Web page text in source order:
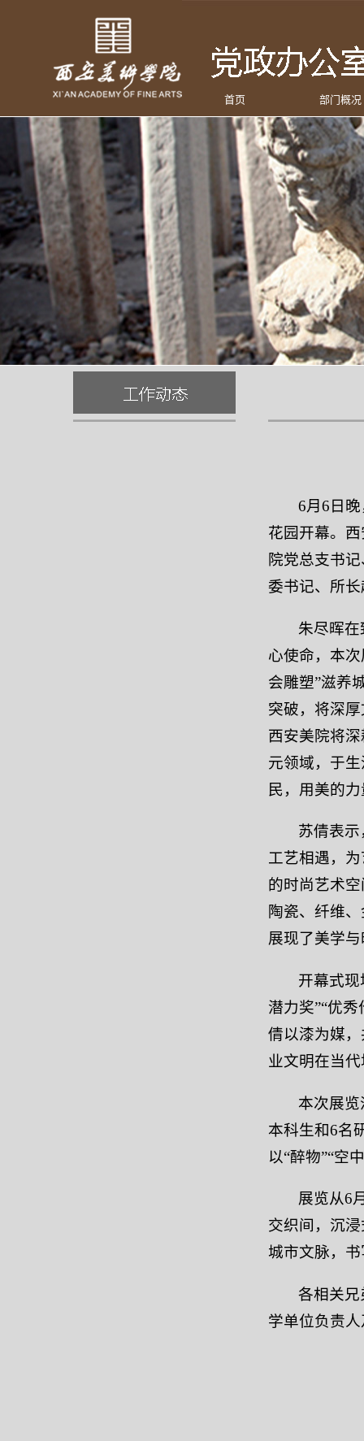
首页 部门概况
6月6日
花园开幕。
院党总支书
委书记、所
朱尽晖
心使命，本
会雕塑”滋养
突破，将深
西安美院将
元领域，于
民，用美的
苏倩表
工艺相遇，
的时尚艺术
陶瓷、纤维
展现了美学
开幕式现
潜力奖”“优
倩以漆为媒
业文明在当
本次展
本科生和6名
以“醉物”“空
展览从6
交织间，沉
城市文脉，
各相关
学单位负责